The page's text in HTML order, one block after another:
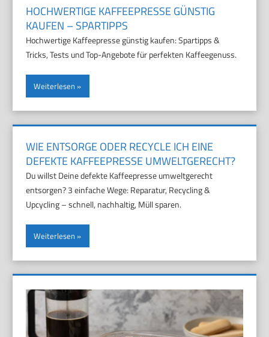
HOCHWERTIGE KAFFEEPRESSE GÜNSTIG
KAUFEN – SPARTIPPS
Hochwertige Kaffeepresse günstig kaufen: Spartipps &
Tricks, Tests und Top-Angebote für perfekten Kaffeegenuss.
Weiterlesen
WIE ENTSORGE ODER RECYCLE ICH EINE
DEFEKTE KAFFEEPRESSE UMWELTGERECHT?
Du willst Deine defekte Kaffeepresse umweltgerecht
entsorgen? 3 einfache Wege: Reparatur, Recycling &
Upcycling – schnell, nachhaltig, Müll sparen.
Weiterlesen